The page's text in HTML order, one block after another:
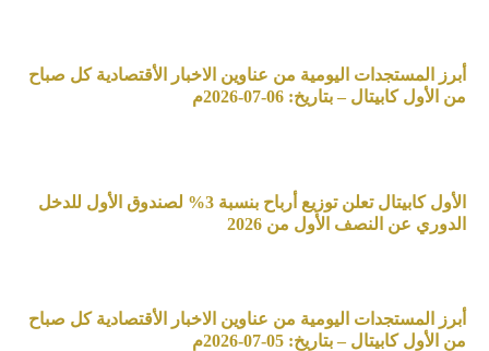
أبرز المستجدات اليومية من عناوين الاخبار الأقتصادية كل صباح
من الأول كابيتال – بتاريخ: 06-07-2026م
الأول كابيتال تعلن توزيع أرباح بنسبة 3% لصندوق الأول للدخل
الدوري عن النصف الأول من 2026
أبرز المستجدات اليومية من عناوين الاخبار الأقتصادية كل صباح
من الأول كابيتال – بتاريخ: 05-07-2026م